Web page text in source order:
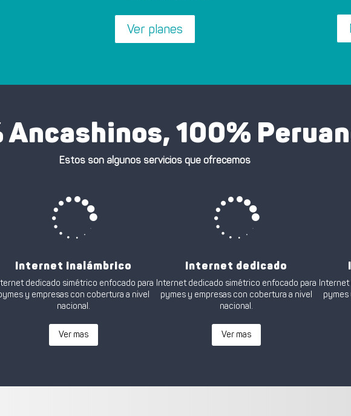
Ver planes
Ancashinos, 100%
Estos son algunos servicios que ofrecemos

Internet inalámbrico
dedicado simétrico enfocado para
y empresas con cobertura a nivel
nacional.

Internet dedicado
Internet dedicado simétrico enfocado para
pymes y empresas con cobertura a nivel
nacional.
pymes
Ver mas Ver mas